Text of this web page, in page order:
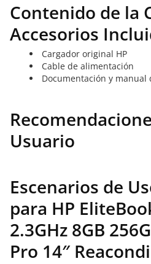
Contenido de la
Accesorios
Cargador original HP
Cable de alimentación
Documentación y manual
Usuario
Escenarios de
para HP
2.3GHz 8GB
Pro 14″